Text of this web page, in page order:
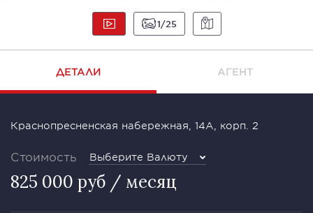
1 25
ДЕТАЛИ АГЕНТ
Краснопресненская набережная, 14A, корп. 2
Стоимость Выберите Валюту
825 000 руб / месяц